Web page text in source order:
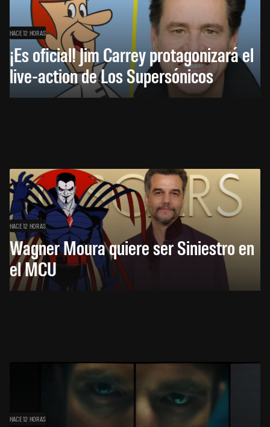
HACE 12 HORAS
¡Es oficial! Jim Carrey protagonizará el
live-action de Los Supersónicos
HACE 12 HORAS
Wagner Moura quiere ser Siniestro en
el MCU
HACE 12 HORAS